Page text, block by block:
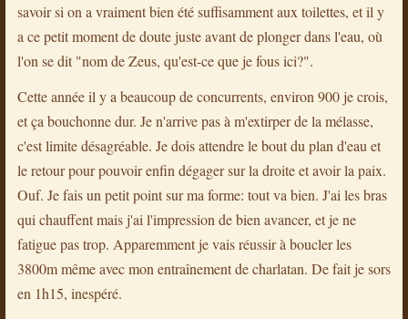
savoir si on a vraiment bien été suffisamment aux toilettes, et il y
a ce petit moment de doute juste avant de plonger dans l'eau, où
l'on se dit "nom de Zeus, qu'est-ce que je fous ici?".
Cette année il y a beaucoup de concurrents, environ 900 je crois,
et ça bouchonne dur. Je n'arrive pas à m'extirper de la mélasse,
c'est limite désagréable. Je dois attendre le bout du plan d'eau et
le retour pour pouvoir enfin dégager sur la droite et avoir la paix.
Ouf. Je fais un petit point sur ma forme: tout va bien. J'ai les bras
qui chauffent mais j'ai l'impression de bien avancer, et je ne
fatigue pas trop. Apparemment je vais réussir à boucler les
3800m même avec mon entraînement de charlatan. De fait je sors
en 1h15, inespéré.